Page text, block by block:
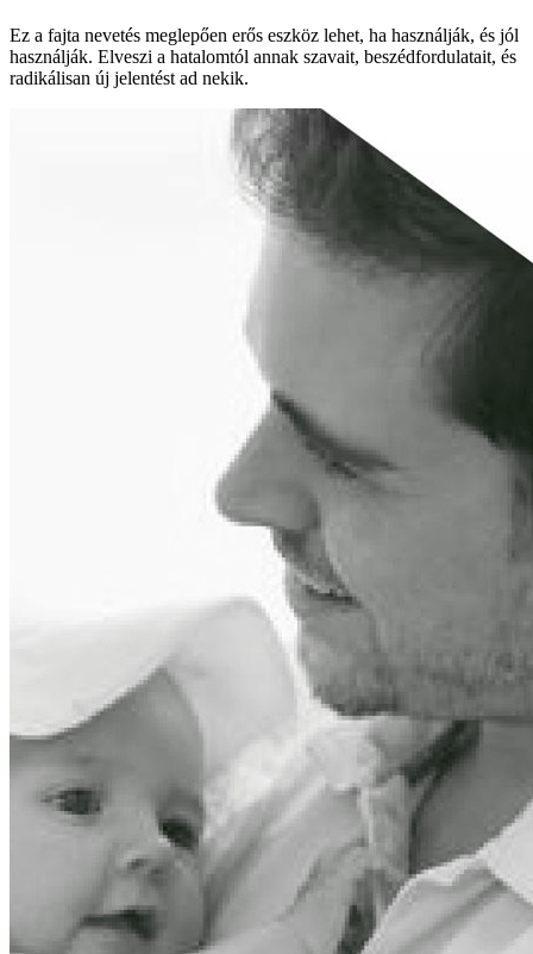
Ez a fajta nevetés meglepően erős eszköz lehet, ha használják, és jól
használják. Elveszi a hatalomtól annak szavait, beszédfordulatait, és
radikálisan új jelentést ad nekik.